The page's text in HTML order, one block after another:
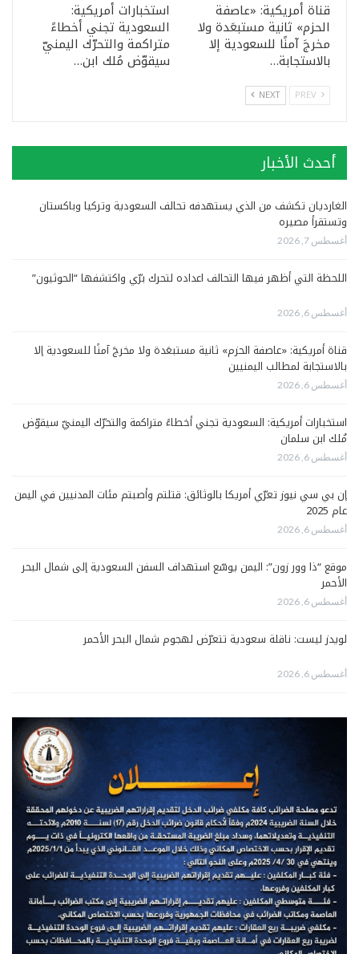
قناة أمريكية: «عاصفة
الحزم» ثانية مستبعَدة ولا
مخرجَ آمنًا للسعودية إلا
بالاستجابة…
استخبارات أمريكية:
السعودية تجني أخطاءً
متراكمة والتحرّك اليمنيّ
سيقوّض مُلك ابن…
NEXT
أحدث الأخبار
الغارديان تكشف من الذي يستهدفه تحالف السعودية وتركيا وباكستان
وتستقرأ مصيره
أغسطس 7, 2026
اللحظة التي أظهر فيها التحالف اعداده لتحرك برّي واكتشفها “الحوثيون”
أغسطس 6, 2026
قناة أمريكية: «عاصفة الحزم» ثانية مستبعَدة ولا مخرجَ آمنًا للسعودية إلا
بالاستجابة لمطالب اليمنيين
أغسطس 6, 2026
استخبارات أمريكية: السعودية تجني أخطاءً متراكمة والتحرّك اليمنيّ سيقوّض
مُلك ابن سلمان
أغسطس 6, 2026
إن بي سي نيوز تعرّي أمريكا بالوثائق: قتلتم وأصبتم مئات المدنيين في اليمن
عام 2025
أغسطس 6, 2026
موقع “ذا وور زون”: اليمن يوسّع استهداف السفن السعودية إلى شمال البحر
الأحمر
أغسطس 6, 2026
لويدز ليست: ناقلة سعودية تتعرّض لهجوم شمال البحر الأحمر
أغسطس 6, 2026